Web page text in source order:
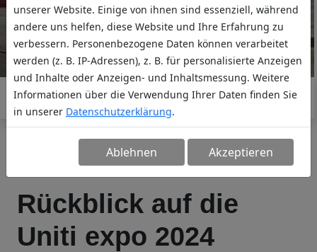
Rückblick auf die
Uniti expo 2024
unserer Website. Einige von ihnen sind essenziell, während
andere uns helfen, diese Website und Ihre Erfahrung zu
verbessern. Personenbezogene Daten können verarbeitet
werden (z. B. IP-Adressen), z. B. für personalisierte Anzeigen
und Inhalte oder Anzeigen- und Inhaltsmessung. Weitere
Informationen über die Verwendung Ihrer Daten finden Sie
in unserer Datenschutzerklärung.
Ablehnen Akzeptieren